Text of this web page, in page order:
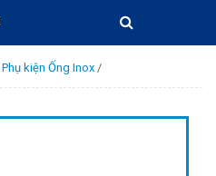
Phụ kiện Ống Inox /